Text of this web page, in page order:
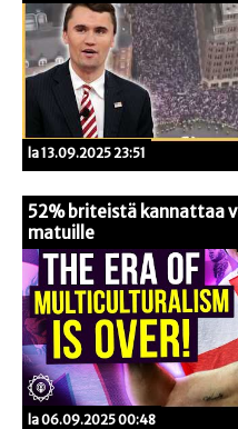
la 13.09.2025 23:51
52% briteistä kannattaa
matuille
la 06.09.2025 00:48